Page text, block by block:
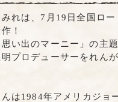
れは、7月19日全国ロ
！
い出のマーニー」の主
プロデューサーをれん
は1984年アメリカジョ